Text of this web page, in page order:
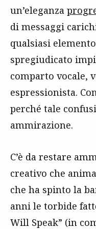
un’eleganza
di messaggi
qualsiasi
spregiudicato
comparto vocale,
espressionista.
perché tale
ammirazione.
C’è da restare
creativo che
che ha spinto la
anni le torbide
Will Speak” (in